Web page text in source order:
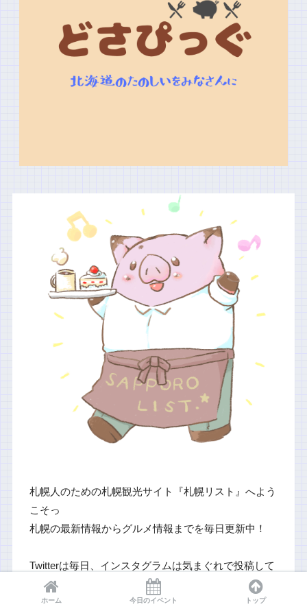
札幌人のための札幌観光サイト『札幌リスト』へよう
こそっ
札幌の最新情報からグルメ情報までを毎日更新中！
Twitterは毎日、インスタグラムは気まぐれで投稿して
いるので、お気軽にフォローしてください( ´∀`)つﾌｫﾛ
ホーム 今日のイベント トップ